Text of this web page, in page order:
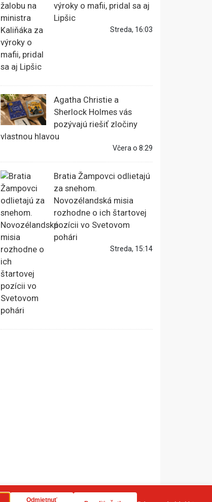
výroky o mafii, pridal sa aj
Lipšic
Streda, 16:03
Agatha Christie a
Sherlock Holmes vás
pozývajú riešiť zločiny
vlastnou hlavou
Včera o 8:29
Bratia Žampovci odlietajú
za snehom.
Novozélandská misia
rozhodne o ich štartovej
pozícii vo Svetovom
pohári
Streda, 15:14